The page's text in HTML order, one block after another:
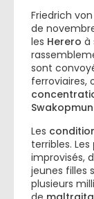
Friedrich
de
les Herero à
sont
ferroviaires,
Les
terribles. Les
improvisés,
jeunes filles
plusieurs